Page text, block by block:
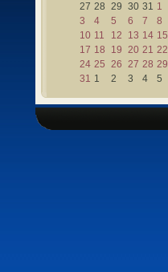
27 28 29 30 31 1
3
4 5 6 7 8
10 11 12 13 14 15
17 18 19 20 21 22
24 25 26 27 28 29
31 1 2 3 4 5